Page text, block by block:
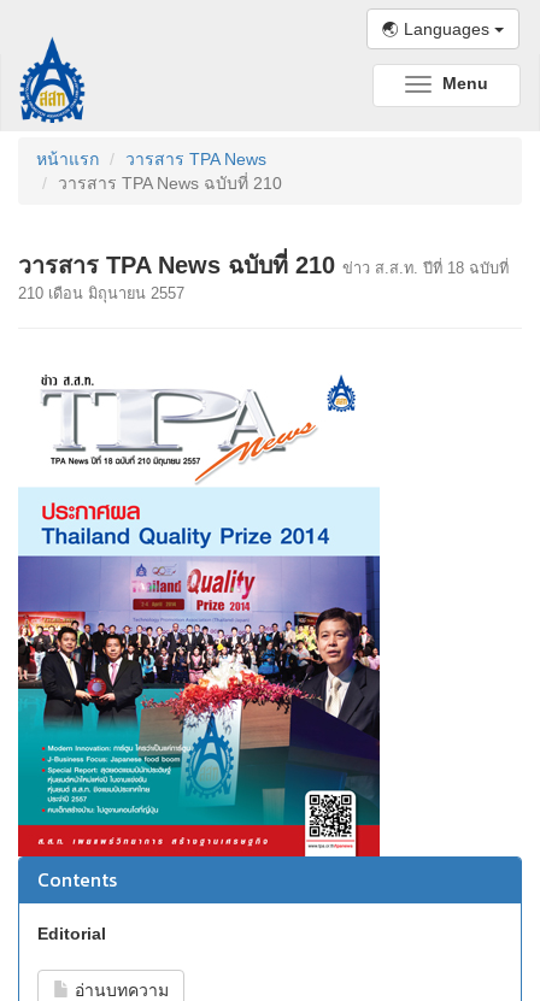
🌏 Languages
Toggle
navigation
Menu
หน้าแรก
วารสาร TPA News
วารสาร TPA News ฉบับที่ 210
วารสาร TPA News ฉบับที่ 210 ข่าว ส.ส.ท. ปีที่ 18 ฉบับที่
210 เดือน มิถุนายน 2557
Contents
Editorial
อ่านบทความ